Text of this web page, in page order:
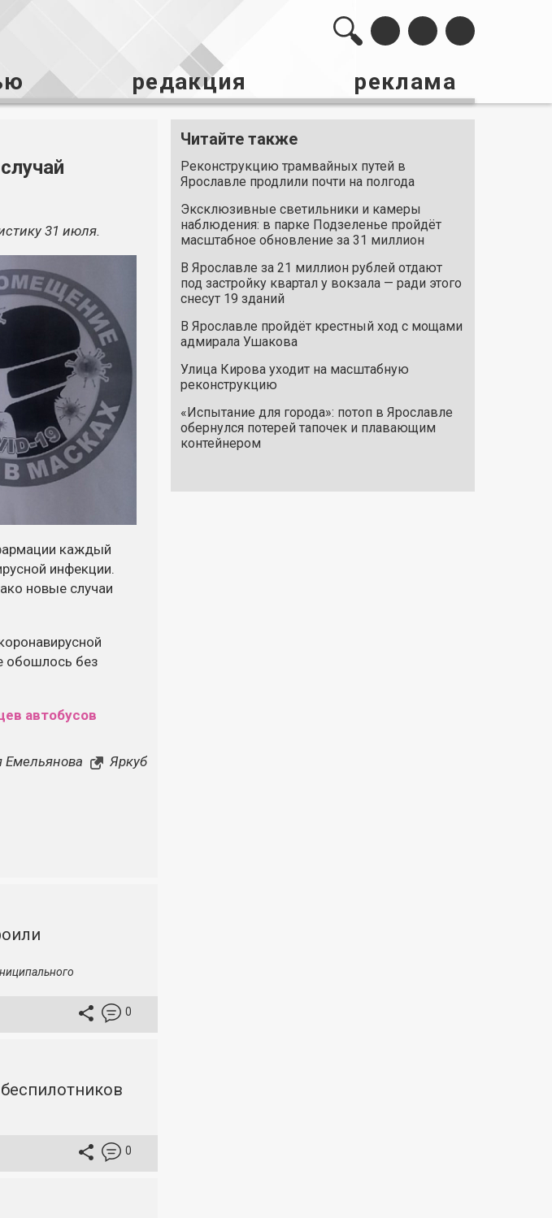
редакция реклама
31 июля.
каждый
инфекции.
новые случаи
обошлось без
автобусов
Емельянова Яркуб
Читайте также
Реконструкцию трамвайных путей в
Ярославле продлили почти на полгода
Эксклюзивные светильники и камеры
наблюдения: в парке Подзеленье пройдёт
масштабное обновление за 31 миллион
В Ярославле за 21 миллион рублей отдают
под застройку квартал у вокзала — ради этого
снесут 19 зданий
В Ярославле пройдёт крестный ход с мощами
адмирала Ушакова
Улица Кирова уходит на масштабную
реконструкцию
«Испытание для города»: потоп в Ярославле
обернулся потерей тапочек и плавающим
контейнером
0
0